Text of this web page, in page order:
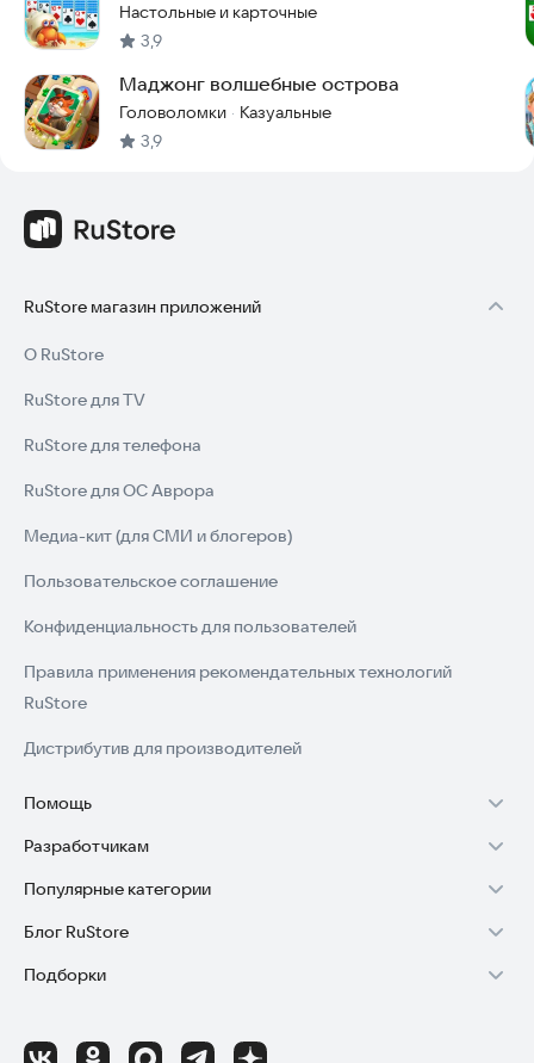
Настольные и карточные
3,9
Маджонг волшебные острова
Головоломки · Казуальные
3,9
RuStore магазин приложений
О RuStore
RuStore для TV
RuStore для телефона
RuStore для ОС Аврора
Медиа-кит (для СМИ и блогеров)
Пользовательское соглашение
Конфиденциальность для пользователей
Правила применения рекомендательных технологий
RuStore
Дистрибутив для производителей
Помощь
Установка RuStore на TV
Установка RuStore на телефон
Установка RuStore в машину
Помощь пользователям RuStore
Разработчикам
Зарабатывать с RuStore
Стать разработчиком
Доступ к RuStore Консоль
Популярные категории
Игры для Android
Приложения банков
Блог RuStore
Обзоры игр для Android 2025
Подборки